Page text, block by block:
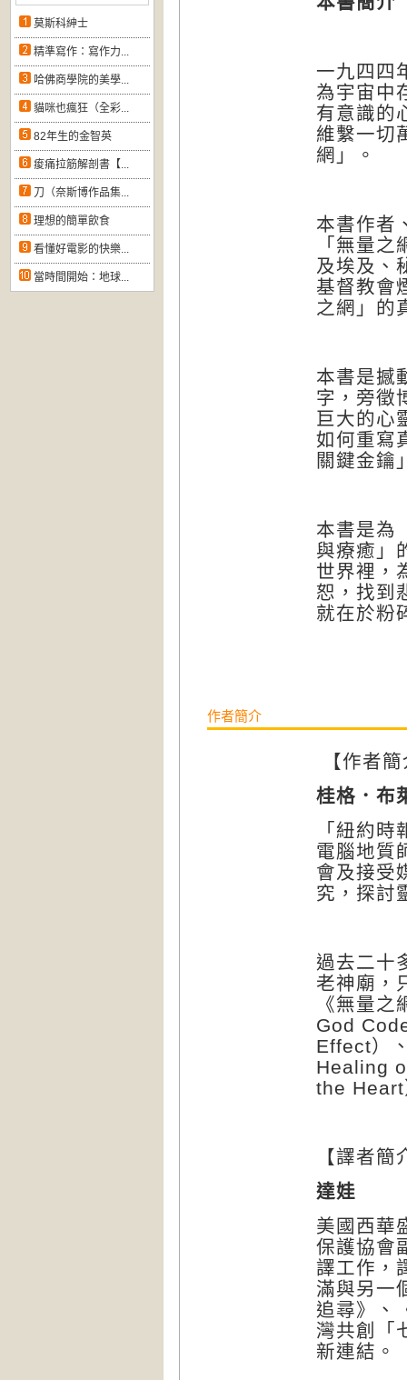
莫斯科紳士
精準寫作：寫作力...
哈佛商學院的美學...
貓咪也瘋狂（全彩...
82年生的金智英
痠痛拉筋解剖書【...
刀（奈斯博作品集...
理想的簡單飲食
看懂好電影的快樂...
當時間開始：地球...
一九四四
為宇宙中
有意識的
維繫一切
網」。
本書作者
「無量
及埃及、
基督教會
之網」的
本書是撼
字，旁徵
巨大的心
如何重寫
關鍵金鑰
本書是為
與療癒」
世界裡，
恕，找到
就在於粉
作者簡介
【作者
桂格．布
「紐約
電腦地質
會及接受
究，探討
過去二十
老神廟，
《無量
God
Effect）
Healing
the Heart
【譯者簡
達娃
美國西華
保護協會
譯工作，
滿與另一
追尋》、
灣共創「
新連結。